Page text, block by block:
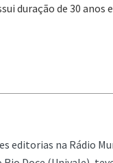
duração de 30 anos
editorias na Rádio